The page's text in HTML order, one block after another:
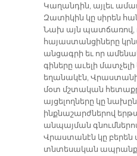
Կաղանդին, այլեւ
Զատիկին կը սիրեն
Նախ այն պատճառով,
հայաստանցիները
անցագրի եւ որ
գիները աւելի
եղանակէն,
մօտ մշտական
այցելողները կը
ինքնաշարժներով
անպայման
Վրաստանէն կը բերեն
տնտեսական